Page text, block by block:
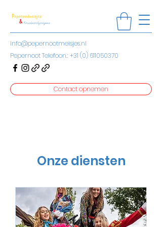
info@pepernootmeisjes.nl
Pepernoot Telefoon.:+31 (0) 611050370
Contact opnemen
Onze diensten